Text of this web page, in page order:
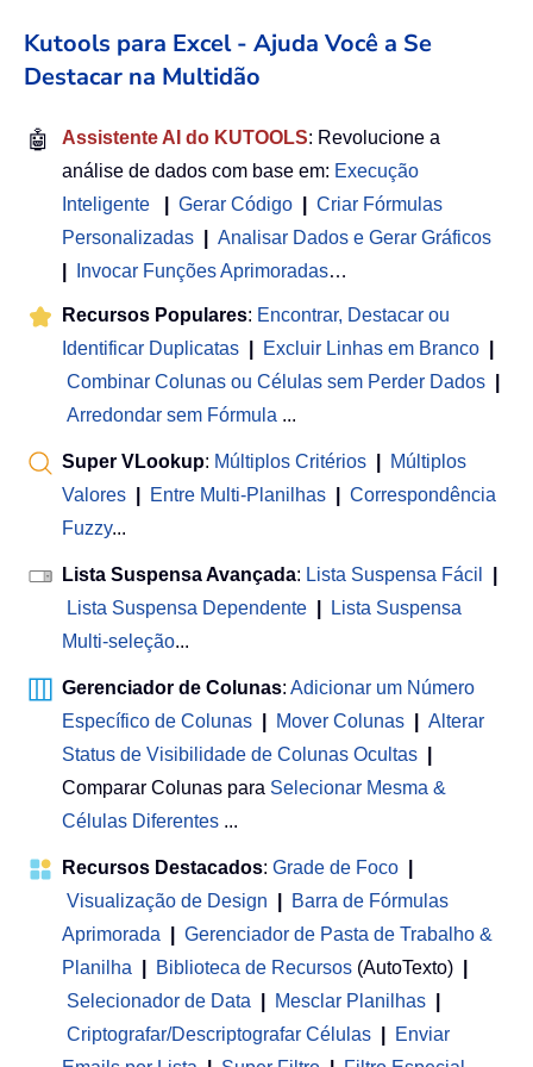
Kutools para Excel - Ajuda Você a Se
Destacar na Multidão
🤖 Assistente AI do KUTOOLS: Revolucione a
análise de dados com base em: Execução
Inteligente
Gerar Código
Criar Fórmulas
Personalizadas
Analisar Dados e Gerar Gráficos
Invocar Funções Aprimoradas…
Recursos Populares: Encontrar, Destacar ou
Identificar Duplicatas
Excluir Linhas em Branco
Combinar Colunas ou Células sem Perder Dados
Arredondar sem Fórmula ...
Super VLookup: Múltiplos Critérios
Múltiplos
Valores
Entre Multi-Planilhas
Correspondência
Fuzzy...
Lista Suspensa Avançada: Lista Suspensa Fácil
Lista Suspensa Dependente
Lista Suspensa
Multi-seleção...
Gerenciador de Colunas: Adicionar um Número
Específico de Colunas
Mover Colunas
Alterar
Status de Visibilidade de Colunas Ocultas
Comparar Colunas para Selecionar Mesma &
Células Diferentes ...
Recursos Destacados: Grade de Foco
Visualização de Design
Barra de Fórmulas
Aprimorada
Gerenciador de Pasta de Trabalho &
Planilha
Biblioteca de Recursos (AutoTexto)
Selecionador de Data
Mesclar Planilhas
Criptografar/Descriptografar Células
Enviar